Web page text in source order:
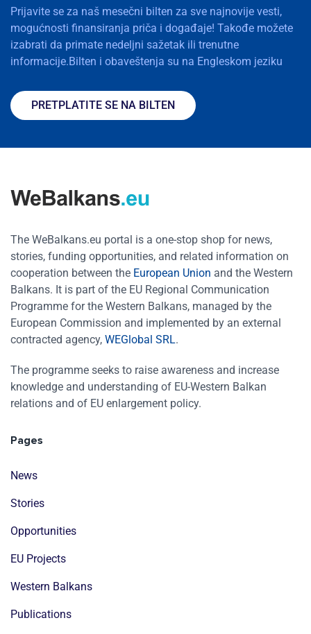
Prijavite se za naš mesečni bilten za sve najnovije vesti,
mogućnosti finansiranja priča i događaje! Takođe možete
izabrati da primate nedeljni sažetak ili trenutne
informacije.Bilten i obaveštenja su na Engleskom jeziku
PRETPLATITE SE NA BILTEN
The WeBalkans.eu portal is a one-stop shop for news,
stories, funding opportunities, and related information on
cooperation between the European Union and the Western
Balkans. It is part of the EU Regional Communication
Programme for the Western Balkans, managed by the
European Commission and implemented by an external
contracted agency, WEGlobal SRL.
The programme seeks to raise awareness and increase
knowledge and understanding of EU-Western Balkan
relations and of EU enlargement policy.
Pages
News
Stories
Opportunities
EU Projects
Western Balkans
Publications